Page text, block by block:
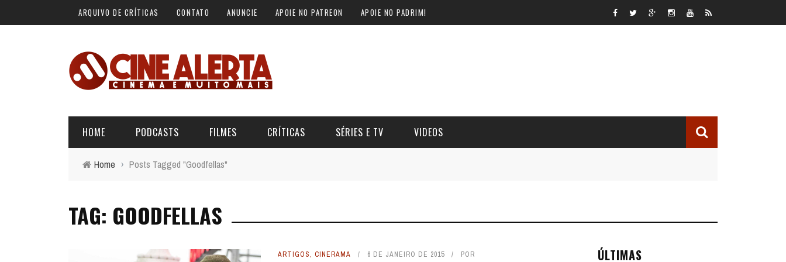
ARQUIVO DE CRÍTICAS CONTATO ANUNCIE APOIE NO PATREON APOIE NO PADRIM!
HOME PODCASTS
ALERTA DE SPOILER
FILMES CRÍTICAS SÉRIES E TV VIDEOS
CINERAMA
Home › Posts Tagged "Goodfellas"
TAG: GOODFELLAS
ARTIGOS, CINERAMA 6 DE JANEIRO DE 2015
POR
ÚLTIMAS